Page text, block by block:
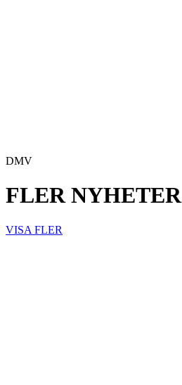
DMV
FLER NYHETER
VISA FLER